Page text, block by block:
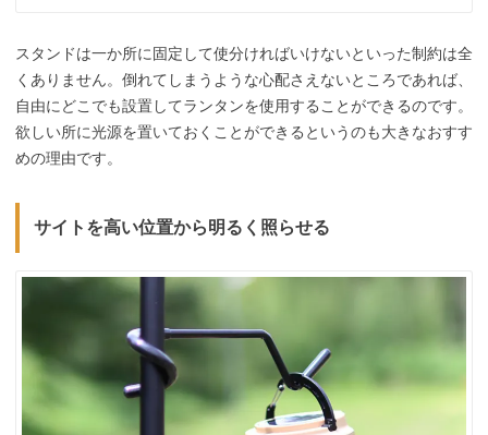
スタンドは一か所に固定して使分ければいけないといった制約は全
くありません。倒れてしまうような心配さえないところであれば、
自由にどこでも設置してランタンを使用することができるのです。
欲しい所に光源を置いておくことができるというのも大きなおすす
めの理由です。
サイトを高い位置から明るく照らせる